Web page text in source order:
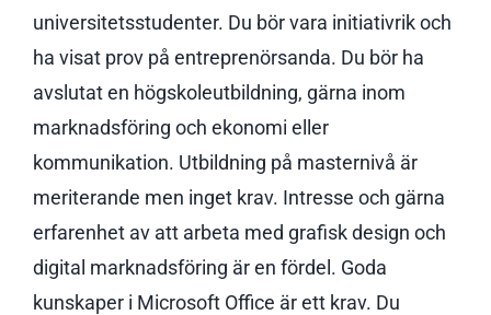
universitetsstudenter. Du bör vara initiativrik och
ha visat prov på entreprenörsanda. Du bör ha
avslutat en högskoleutbildning, gärna inom
marknadsföring och ekonomi eller
kommunikation. Utbildning på masternivå är
meriterande men inget krav. Intresse och gärna
erfarenhet av att arbeta med grafisk design och
digital marknadsföring är en fördel. Goda
kunskaper i Microsoft Office är ett krav. Du